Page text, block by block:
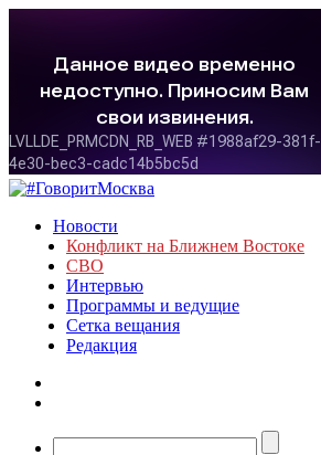
Новости
Конфликт на Ближнем Востоке
СВО
Интервью
Программы и ведущие
Сетка вещания
Редакция